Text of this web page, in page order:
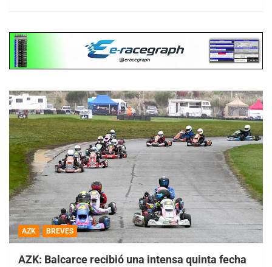
AZK BREVES
AZK: Balcarce recibió una intensa quinta fecha